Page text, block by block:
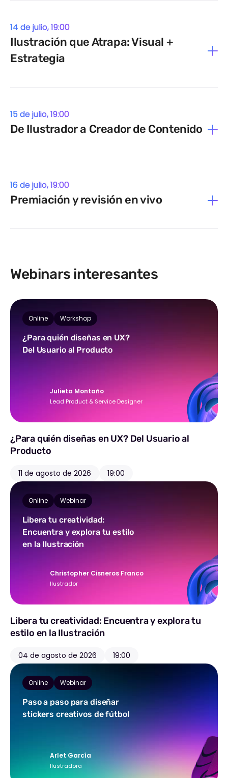
congresos como Sondersland en España y ha
contribuido a la felicidad de decenas de
clientes mediante el diseño de identidad
visual para sus marcas.
🔎 Descubre más de su universo creativo:
Instagram: @dersdepanian
14 de julio, 19:00
Ilustración que Atrapa: Visual +
Estrategia
15 de julio, 19:00
De Ilustrador a Creador de Contenido
16 de julio, 19:00
Premiación y revisión en vivo
Webinars interesantes
Online Workshop
¿Para quién diseñas en UX?
Del Usuario al Producto
Julieta Montaño
Lead Product & Service Designer
¿Para quién diseñas en UX? Del Usuario al
Producto
11 de agosto de 2026 19:00
Online Webinar
Libera tu creatividad:
Encuentra y explora tu estilo
en la Ilustración
Christopher Cisneros Franco
Ilustrador
Libera tu creatividad: Encuentra y explora tu
estilo en la Ilustración
04 de agosto de 2026 19:00
Online Webinar
Paso a paso para diseñar
stickers creativos de fútbol
Arlet García
Ilustradora